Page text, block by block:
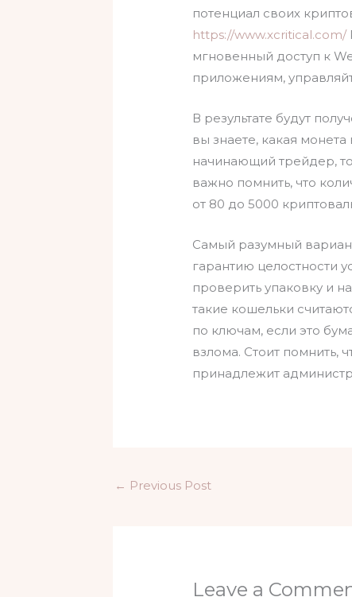
потенциал своих
https://www.xcritical.com/
мгновенный доступ к
приложениям,
В результате будут
вы знаете, какая
начинающий трейдер,
важно помнить, что
от 80 до 5000
Самый разумный
гарантию целостности
проверить упаковку и
такие кошельки
по ключам, если это
взлома. Стоит помнить,
принадлежит
← Previous Post
Leave a